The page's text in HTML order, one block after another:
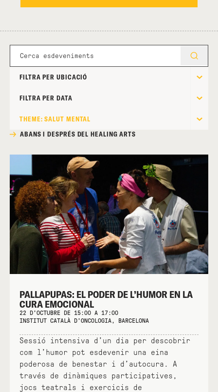
FILTRA PER UBICACIÓ
FILTRA PER DATA
THEME: SALUT MENTAL
ABANS I DESPRÉS DEL HEALING ARTS
PALLAPUPAS: EL PODER DE L’HUMOR EN LA
CURA EMOCIONAL
22 D'OCTUBRE DE 15:00 A 17:00
INSTITUT CATALÀ D'ONCOLOGIA, BARCELONA
Sessió intensiva d’un dia per descobrir
com l’humor pot esdevenir una eina
poderosa de benestar i d’autocura. A
través de dinàmiques participatives,
jocs teatrals i exercicis de